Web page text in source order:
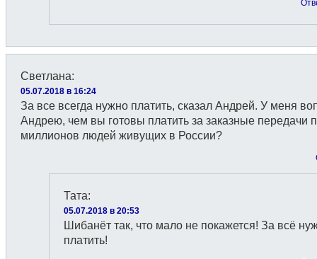
Светлана:
05.07.2018 в 16:24
За все всегда нужно платить, сказал Андрей. У меня
Андрею, чем вы готовы платить за заказные передачи
миллионов людей живущих в России?
Тата:
05.07.2018 в 20:53
Шибанёт так, что мало не покажется! За всё
платить!